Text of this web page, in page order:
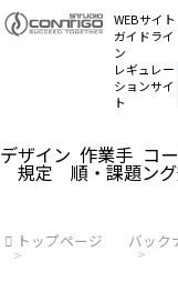
WEBサイト
ガイドライ
ン
レギュレー
ションサイ
ト
デザイン
規定
作業手
順・課題
コ
ン
トップページ バック